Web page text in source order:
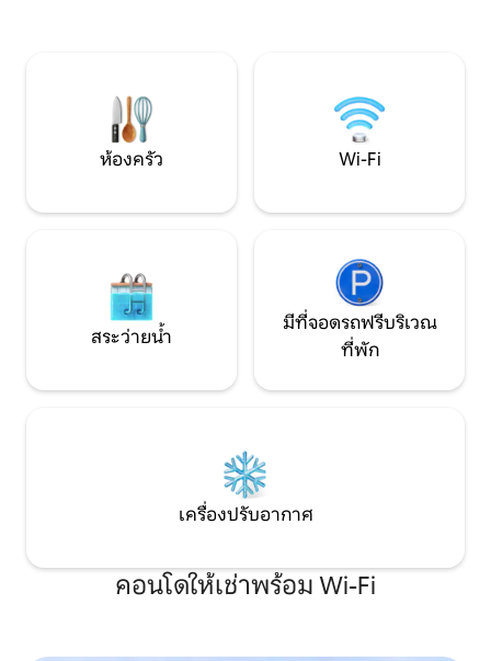
ร้านอาหาร, ห้างสรรพสินค้า และอีก
ห้องครัว Wi-Fi
สระว่ายน้ำ
มีที่จอดรถฟรีบริเวณ
ที่พัก
เครื่องปรับอากาศ
คอนโดให้เช่าพร้อม Wi-Fi